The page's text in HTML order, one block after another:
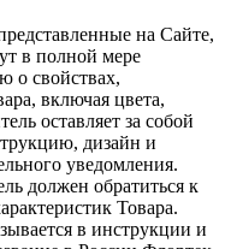
на Сайте,
в полной мере
о свойствах,
включая цвета,
оставляет за собой
дизайн и
уведомления.
должен обратиться к
Товара.
в инструкции и